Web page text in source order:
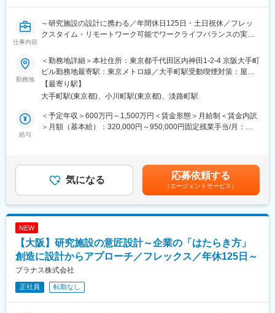
入社後には導入研修を実施いたします。また現場配属後にはOJT
を通じて業務を学んでいただきます。
また、会社内での社員同士の距離感も近いため1on1の実施など、
サポート体制も万全です！
■組織構成について：
大阪と東京で7ユニットに分かれた組織構成です。（1ユニット：
5～8名）
内訳としては、意匠設計が5ユニット、内装設計が2ユニットとな
完全週休二日およびフレックスタイム制を取っているため、裁量
度の高い働き方が可能となっています。また、状況に応じてリモ
での出張は盛んに生じます。
実際に使うユーザー（研究者）に直接ヒアリングやワークショッ
プをしながら、企業のイノベーションを支える空間を共に創って
いくので、設計者としてのやりがいを感じられる仕事です。
変更の範囲：本文参照
仕事内容
～研究施設の設計に携わる／年間休日125日・土日祝休／フレッ
クスタイム・リモートワーク可能でワークライフバランスの実現
■業務内容：
研究施設の設計に特化した国内有数の建築設計事務所である当社
にて、内装設計職（インテリアデザイナー）をお任せします。
企業の研究所/本社/イノベーション施設などに対して、企画提案、
設計、工事監理まで一気通貫で実施いたします。
★建築設計者だけでなく元研究者、クリエイティブディレクタ
ー、インテリアデザイナー、グラフィックデザイナーなど様々な
し】
■案件について：
えています。
＜エリア＞全国各地
＜工期＞約3～4年のものが多くなっています。
＜規模＞改装であれば数百平米規模、施設の設計だと数千～数万
平米
勤務地
＜勤務地詳細＞本社住所：東京都千代田区内神田1-2-4 京阪大手町
ビル勤務地最寄駅：東京メトロ線／大手町駅受動喫煙対策：屋内
全面禁煙変更の範囲：会社の定める事業所
【最寄り駅】
大手町駅(東京都)、小川町駅(東京都)、淡路町駅
給与
＜予定年収＞600万円～1,500万円＜賃金形態＞月給制＜賃金内訳
＞月額（基本給）：320,000円～950,000円固定残業手当/月：
年齢、経験によって年収は考慮させて頂きます。■賞与：年2回
決算賞与：年1回（会社業績に応じて支給。直近5期連続支給の実
績）賃金はあくまでも目安の金額であり、選考を通じて上下する
可能性があります。月給(月額)は固定手当を含めた表記です。
気になる 応募依頼する
（エージェントサービス）
NEW
【大阪】研究施設の意匠設計～企業の「はたらき方」
創造に設計からアプローチ／フレックス／年休125日～
プラナス株式会社
正社員 転勤なし